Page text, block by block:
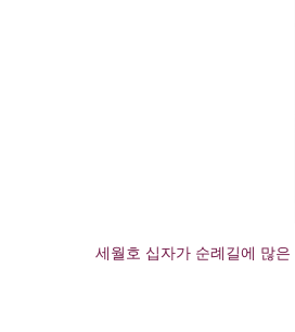
세월호 십자가 순례길에 많